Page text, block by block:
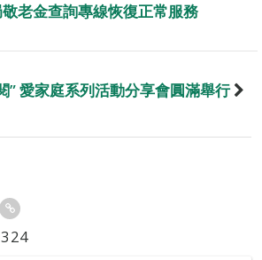
老金查詢專線恢復正常服務
” 愛家庭系列活動分享會圓滿舉行